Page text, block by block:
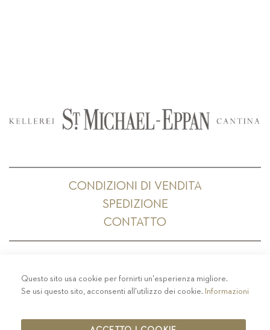
CONDIZIONI DI VENDITA
SPEDIZIONE
CONTATTO
PRIVACY-COLOPHON - COOKIE POLICY
CODICE ETICO
Questo sito usa cookie per fornirti un'esperienza migliore.
Se usi questo sito, acconsenti all'utilizzo dei cookie. Informazioni